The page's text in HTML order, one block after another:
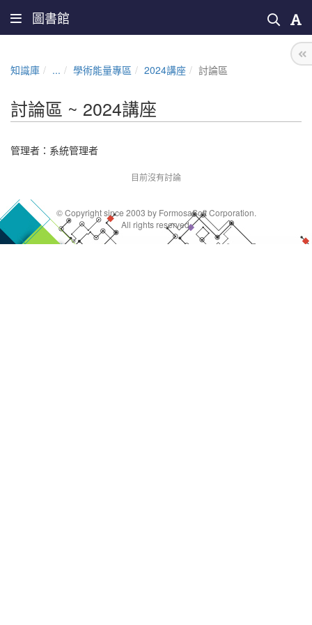
圖書館
知識庫 ... 學術能量專區 2024講座 討論區
討論區 ~ 2024講座
管理者： 系統管理者
目前沒有討論
© Copyright since 2003 by FormosaSoft Corporation.
All rights reserved.